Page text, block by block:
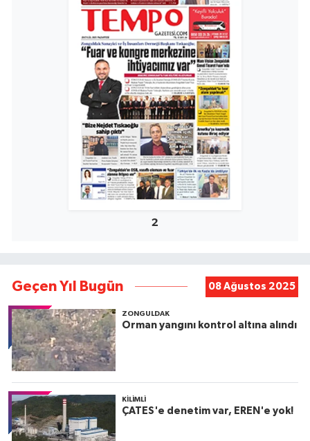
2
Geçen Yıl Bugün 08 Ağustos 2025
ZONGULDAK
Orman yangını kontrol altına alındı
KILIMLI
ÇATES'e denetim var, EREN'e yok!